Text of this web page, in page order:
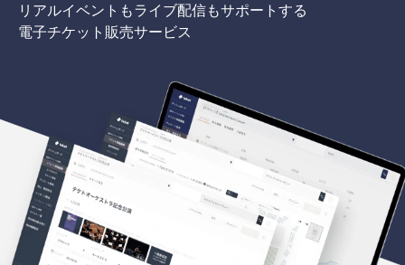
リアルイベントもライブ配信もサポートする
電子チケット販売サービス